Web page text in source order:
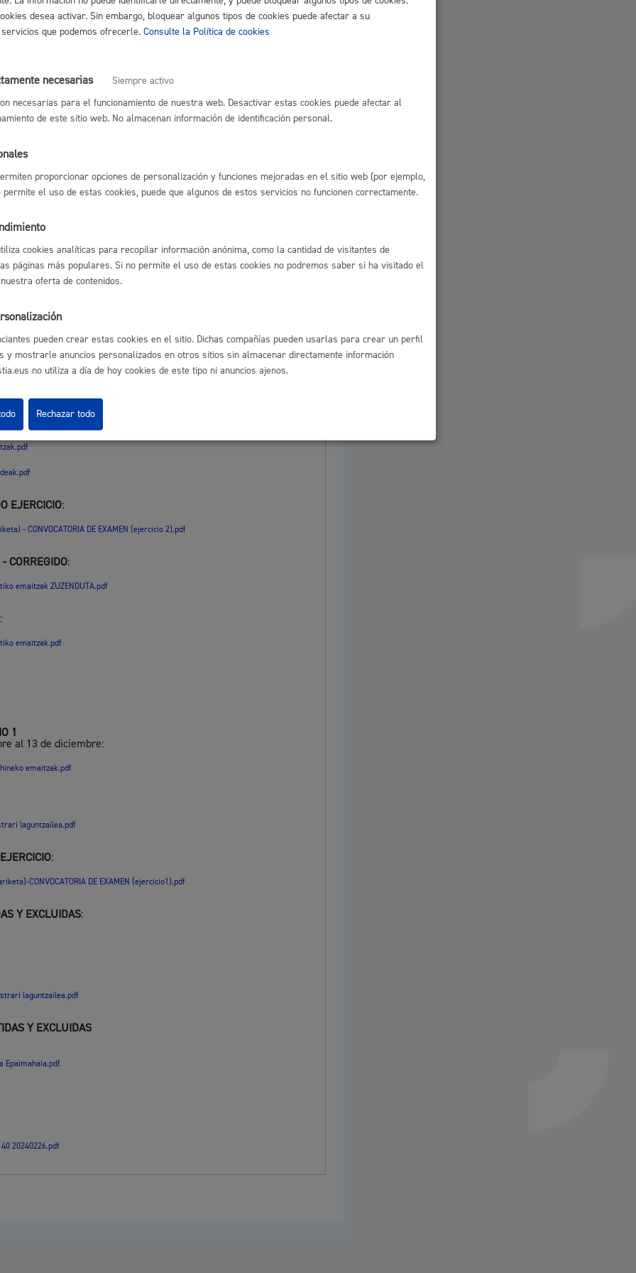
de octubre:
emaitzak.pdf
Administrari Laguntzailea.pdf
APERTURA DE PLAZO PARA ALEGACIÓN Y ACREDITACIÓN DE
egiaztatzeko epea.pdf
3
20250624.pdf
:
2
EJERCICIO:
- CONVOCATORIA DE EXAMEN (ejercicio 2).pdf
CORREGIDO:
emaitzak ZUZENDUTA.pdf
:
emaitzak.pdf
1
al 13 de diciembre:
emaitzak.pdf
laguntzailea.pdf
:
CONVOCATORIA DE EXAMEN (ejercicio1).pdf
Y EXCLUIDAS:
laguntzailea.pdf
Y EXCLUIDAS
Epaimahaia.pdf
20240226.pdf
desea activar. Sin embargo, bloquear algunos tipos de cookies puede afectar a su
que podemos ofrecerle. Consulte la Política de cookies
necesarias
Siempre activo
necesarias para el funcionamiento de nuestra web. Desactivar estas cookies puede afectar al
de este sitio web. No almacenan información de identificación personal.
proporcionar opciones de personalización y funciones mejoradas en el sitio web (por ejemplo,
permite el uso de estas cookies, puede que algunos de estos servicios no funcionen correctamente.
cookies analíticas para recopilar información anónima, como la cantidad de visitantes de
páginas más populares. Si no permite el uso de estas cookies no podremos saber si ha visitado el
oferta de contenidos.
pueden crear estas cookies en el sitio. Dichas compañías pueden usarlas para crear un perfil
y mostrarle anuncios personalizados en otros sitios sin almacenar directamente información
no utiliza a día de hoy cookies de este tipo ni anuncios ajenos.
Rechazar todo